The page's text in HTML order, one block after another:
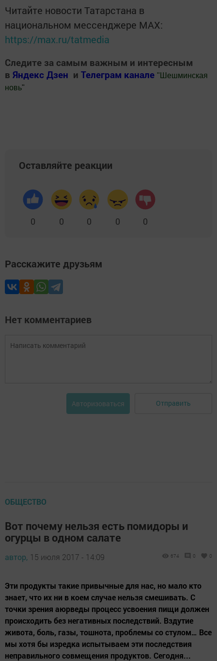
Читайте новости Татарстана в
национальном мессенджере MАХ:
https://max.ru/tatmedia
Следите за самым важным и интересным
в Яндекс Дзен и Телеграм канале " Шешминская
новь"
Оставляйте реакции
0 0 0 0 0
Расскажите друзьям
Нет комментариев
Авторизоваться Отправить
ОБЩЕСТВО
Вот почему нельзя есть помидоры и
огурцы в одном салате
автор, 15 июля 2017 - 14:09 674 0 0
Эти продукты такие привычные для нас, но мало кто
знает, что их ни в коем случае нельзя смешивать. С
точки зрения аюрведы процесс усвоения пищи должен
происходить без негативных последствий. Вздутие
живота, боль, газы, тошнота, проблемы со стулом… Все
мы хотя бы изредка испытываем эти последствия
неправильного совмещения продуктов. Сегодня...